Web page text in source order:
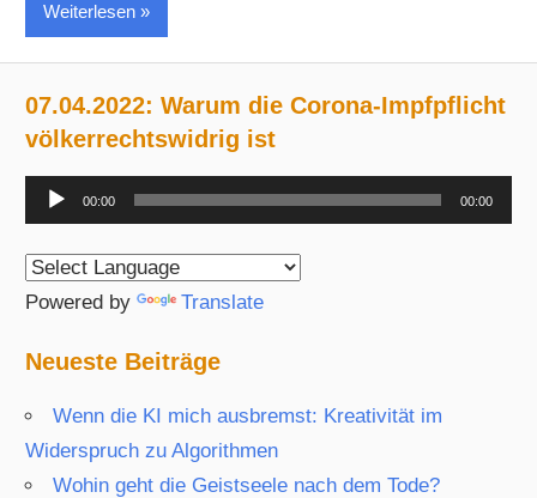
Weiterlesen
07.04.2022: Warum die Corona-Impfpflicht
völkerrechtswidrig ist
Audio-
Player
00:00 00:00
Powered by Translate
Neueste Beiträge
Wenn die KI mich ausbremst: Kreativität im
Widerspruch zu Algorithmen
Wohin geht die Geistseele nach dem Tode?